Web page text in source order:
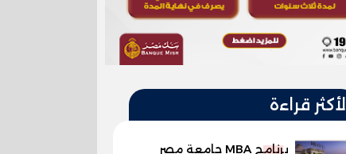
الأكثر قراءة
برنامج MBA جامعة مصر